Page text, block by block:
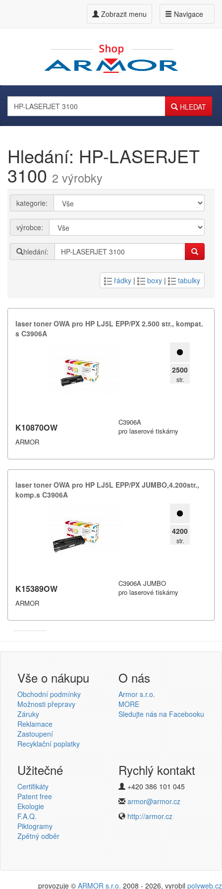
Navigace
Zobrazit menu
HLEDAT
Hledání: HP-LASERJET
3100 2 výrobky
kategorie:
výrobce:
hledání:
řádky | boxy | tabulky
laser toner OWA pro HP LJ5L EPP/​PX 2.​500 str.​,​ kompat.​
s C3906A
2500
str.
K10870OW
ARMOR
C3906A
pro laserové tiskárny
laser toner OWA pro HP LJ5L EPP/​PX JUMBO,​4.​200str.​,​
komp.​s C3906A
4200
str.
K15389OW
ARMOR
C3906A JUMBO
pro laserové tiskárny
Přihlášení uživatele
Přihlásit se
Nová registrace
Termotransferové pásky
v novém e-shopu
Vše o nákupu
Obchodní podmínky
Možnosti přepravy
Záruky
Reklamace
Zastoupení
Recyklační poplatky
O nás
Armor s.r.o.
MORE
Sledujte nás na Facebooku
Užitečné
Certifikáty
Patent free
Ekologie
F.A.Q.
Piktogramy
Zpětný odběr
Rychlý kontakt
+420 386 101 045
armor@armor.cz
http://armor.cz
provozuje © ARMOR s.r.o. 2008 - 2026, vyrobil polyweb.cz